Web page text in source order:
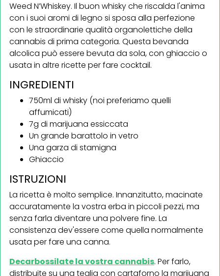
Weed N’Whiskey. Il buon whisky che riscalda l'anima
con i suoi aromi di legno si sposa alla perfezione
con le straordinarie qualità organolettiche della
cannabis di prima categoria. Questa bevanda
alcolica può essere bevuta da sola, con ghiaccio o
usata in altre ricette per fare cocktail.
INGREDIENTI
750ml di whisky (noi preferiamo quelli
affumicati)
7g di marijuana essiccata
Un grande barattolo in vetro
Una garza di stamigna
Ghiaccio
ISTRUZIONI
La ricetta è molto semplice. Innanzitutto, macinate
accuratamente la vostra erba in piccoli pezzi, ma
senza farla diventare una polvere fine. La
consistenza dev'essere come quella normalmente
usata per fare una canna.
Decarbossilate la vostra cannabis. Per farlo,
distribuite su una teglia con cartaforno la marijuana